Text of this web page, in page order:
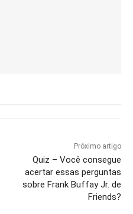
Próximo artigo
Quiz – Você consegue
acertar essas perguntas
sobre Frank Buffay Jr. de
Friends?